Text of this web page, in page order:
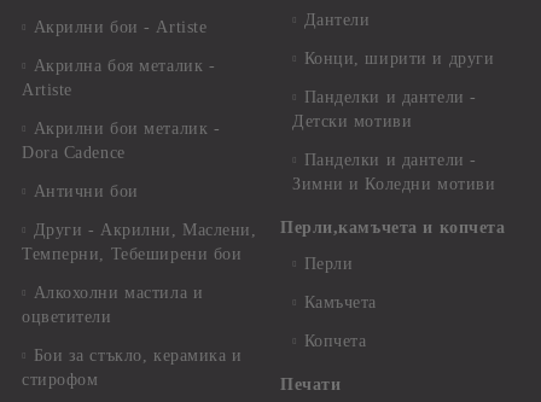
Акрилни бои - Artiste
Акрилна боя металик -
Artiste
Акрилни бои металик -
Dora Cadence
Антични бои
Други - Акрилни, Маслени,
Темперни, Тебеширени бои
Алкохолни мастила и
оцветители
Бои за стъкло, керамика и
стирофом
Дантели
Конци, ширити и други
Панделки и дантели -
Детски мотиви
Панделки и дантели -
Зимни и Коледни мотиви
Перли,камъчета и копчета
Перли
Камъчета
Копчета
Печати